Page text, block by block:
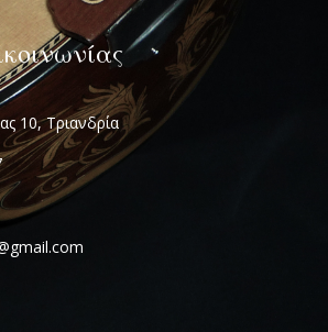
10, Τριανδρία